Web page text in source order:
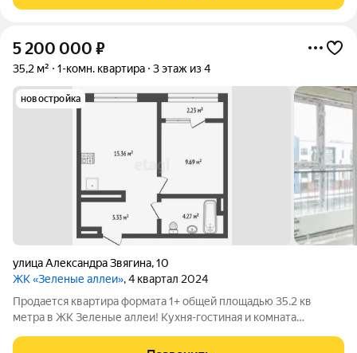
5 200 000 ₽
35,2 м² 1-комн. квартира 3 этаж из 4
новостройка
​улица Александра Звягина,10
ЖК «Зеленые аллеи», 4 квартал 2024
Продается квартира формата 1+ общей площадью 35.2 кв
метра в ЖК Зеленые аллеи! Кухня-гостиная и комната
пол" лоджию.Окна выходят во двор. Квартира в предчистовой